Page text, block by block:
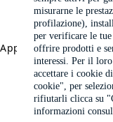
Application error: a
browser
misurarne le
profilazione),
per verificare le
offrire prodotti e
interessi. Per il
accettare i cookie
cookie", per
rifiutarli clicca su
informazioni